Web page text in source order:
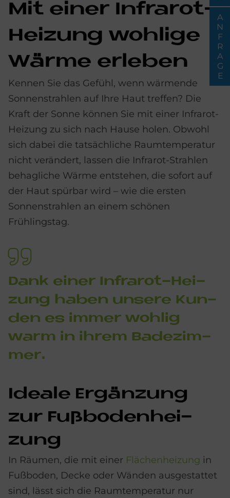
Mit ei­ner In­fra­rot-
Hei­zung woh­li­ge
Wär­me er­le­ben
Kennen Sie das Gefühl, wenn wärmende
Sonnenstrahlen auf Ihre Haut treffen? Die
Kraft der Sonne können Sie mit einer Infrarot-
Heizung zu sich nach Hause holen. Obwohl
sich dabei die tatsächliche Raumtemperatur
nicht verändert, lassen die Infrarot-Strahlen
behagliche Wärme entstehen, die sofort auf
der Haut spürbar wird – wie die ersten
Sonnenstrahlen an einem schönen
Frühlingstag.
Dank ei­ner In­fra­rot-Hei­
zung ha­ben un­se­re Kun­
den es im­mer woh­lig
warm in ih­rem Ba­de­zim­
mer.
Idea­le Er­gän­zung
zur Fuß­bo­den­hei­
zung
In Räumen, die mit einer Flächenheizung in
Fußboden, Decke oder Wänden ausgestattet
sind, lässt sich die Raumtemperatur nur
ANFRAGE